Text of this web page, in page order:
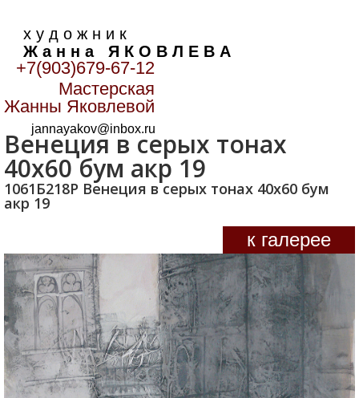
х у д о ж н и к
Ж а н н а Я К О В Л Е В А
+7(903)679-67-12
Мастерская
Жанны Яковлевой
jannayakov@inbox.ru
Главная>Пейзаж>Венеция в серых тонах 40х60 бум
акр 19
Венеция в серых тонах
40х60 бум акр 19
1061Б218Р Венеция в серых тонах 40х60 бум
акр 19
к галерее